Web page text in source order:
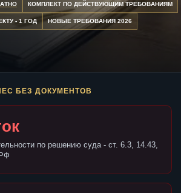
КОМПЛЕКТ ПО ДЕЙСТВУЮЩИМ ТРЕБОВАНИЯМ
- 1 ГОД НОВЫЕ ТРЕБОВАНИЯ 2026
БЕЗ ДОКУМЕНТОВ
по решению суда - ст. 6.3, 14.43,